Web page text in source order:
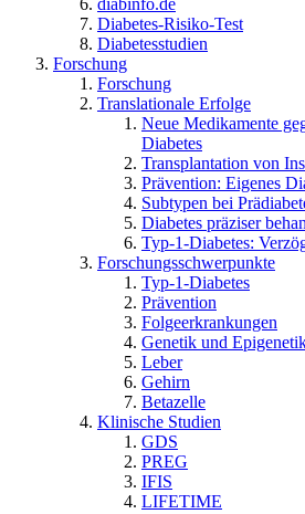
diabinfo.de
Diabetes-Risiko-Test
Diabetesstudien
Forschung
Forschung
Translationale Erfolge
Neue Medikamente
Diabetes
Transplantation von
Prävention: Eigenes
Subtypen bei
Diabetes präziser
Typ-1-Diabetes:
Forschungsschwerpunkte
Typ-1-Diabetes
Prävention
Folgeerkrankungen
Genetik und
Leber
Gehirn
Betazelle
Klinische Studien
GDS
PREG
IFIS
LIFETIME